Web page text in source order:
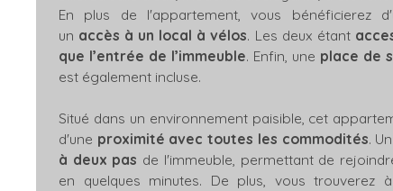
En plus de l'appartement, vous bénéficierez
un accès à un local à vélos. Les deux étant
que l’entrée de l’immeuble. Enfin, une place de
est également incluse.
Situé dans un environnement paisible, cet
d'une proximité avec toutes les commodités. Un
à deux pas de l'immeuble, permettant de
en quelques minutes. De plus, vous trouverez à